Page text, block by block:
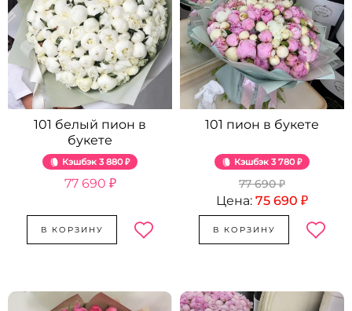
101 белый пион в
букете
Кэшбэк 3 880 ₽
77 690 ₽
В КОРЗИНУ
101 пион в букете
Кэшбэк 3 780 ₽
77 690 ₽
Цена: 75 690 ₽
В КОРЗИНУ